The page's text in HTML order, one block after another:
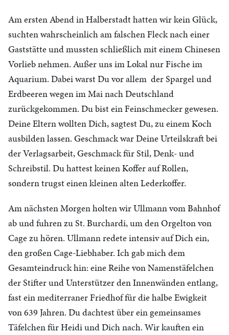
Am ersten Abend in Halberstadt hatten wir kein Glück,
suchten wahrscheinlich am falschen Fleck nach einer
Gaststätte und mussten schließlich mit einem Chinesen
Vorlieb nehmen. Außer uns im Lokal nur Fische im
Aquarium. Dabei warst Du vor allem der Spargel und
Erdbeeren wegen im Mai nach Deutschland
zurückgekommen. Du bist ein Feinschmecker gewesen.
Deine Eltern wollten Dich, sagtest Du, zu einem Koch
ausbilden lassen. Geschmack war Deine Urteilskraft bei
der Verlagsarbeit, Geschmack für Stil, Denk- und
Schreibstil. Du hattest keinen Koffer auf Rollen,
sondern trugst einen kleinen alten Lederkoffer.
Am nächsten Morgen holten wir Ullmann vom Bahnhof
ab und fuhren zu St. Burchardi, um den Orgelton von
Cage zu hören. Ullmann redete intensiv auf Dich ein,
den großen Cage-Liebhaber. Ich gab mich dem
Gesamteindruck hin: eine Reihe von Namenstäfelchen
der Stifter und Unterstützer den Innenwänden entlang,
fast ein mediterraner Friedhof für die halbe Ewigkeit
von 639 Jahren. Du dachtest über ein gemeinsames
Täfelchen für Heidi und Dich nach. Wir kauften ein